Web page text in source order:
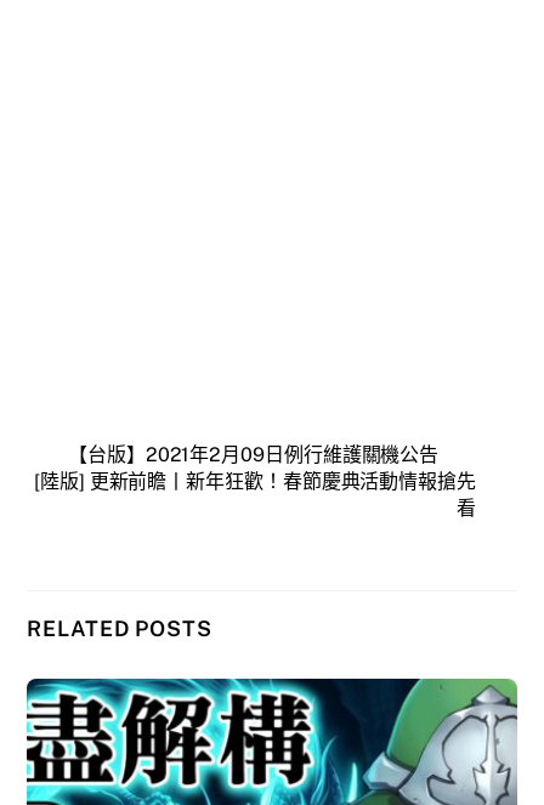
【台版】2021年2月09日例行維護關機公告
[陸版] 更新前瞻丨新年狂歡！春節慶典活動情報搶先
看
RELATED POSTS